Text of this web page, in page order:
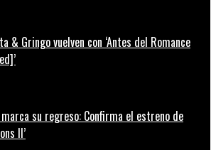
& Gringo vuelven con ‘Antes del Romance
marca su regreso: Confirma el estreno de
II’